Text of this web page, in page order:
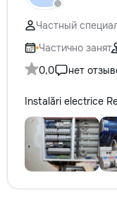
не включается? Не
покупать новую!
бюджет.
Частный
Частично занят
0,0
нет
Instalări electrice